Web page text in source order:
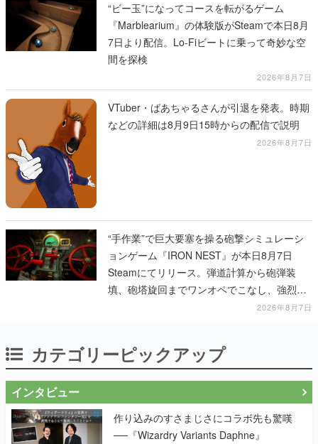
“ビー玉”になってコースを転がるゲーム
『Marblearium』の体験版がSteamで本日8月
7日より配信。Lo-Fiビートに乗って奇妙な空
間を探検
2026年8月7日
VTuber・ばあちゃるさんが引退を発表。時期
などの詳細は8月9日15時からの配信で説明
2026年8月7日
“手作業”で巨大要塞を操る砲撃シミュレーシ
ョンゲーム『IRON NEST』が本日8月7日
Steamにてリリース。弾道計算から砲弾装
填、砲塔旋回までワンオペでこなし、強烈な
一撃をブチかませるロマンある作品2026年8月7日
カテゴリーピックアップ
インタビュー
作り込みのすさまじさにコラボ先も驚嘆
──『Wizardry Variants Daphne』